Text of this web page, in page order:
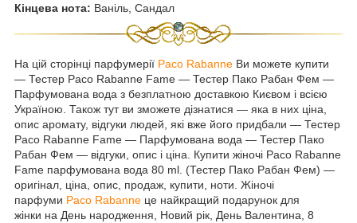
Кінцева нота: Ваніль, Сандал
На цій сторінці парфумерії Paco Rabanne Ви можете купити
― Тестер Paco Rabanne Fame ― Тестер Пако Рабан Фем —
Парфумована вода з безплатною доставкою Києвом і всією
Україною. Також тут ви зможете дізнатися ― яка в них ціна,
опис аромату, відгуки людей, які вже його придбали — Тестер
Paco Rabanne Fame — Парфумована вода — Тестер Пако
Рабан Фем — відгуки, опис і ціна. Купити жіночі Paco Rabanne
Fame парфумована вода 80 ml. (Тестер Пако Рабан Фем) —
оригінал, ціна, опис, продаж, купити, ноти. Жіночі
парфуми Paco Rabanne це найкращий подарунок для
жінки на День народження, Новий рік, День Валентина, 8